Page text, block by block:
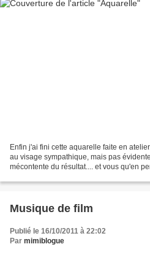
Enfin j'ai fini cette aquarelle faite en
au visage sympathique, mais pas
mécontente du résultat.... et vous qu'en
Musique de film
Publié le 16/10/2011 à 22:02
Par mimiblogue